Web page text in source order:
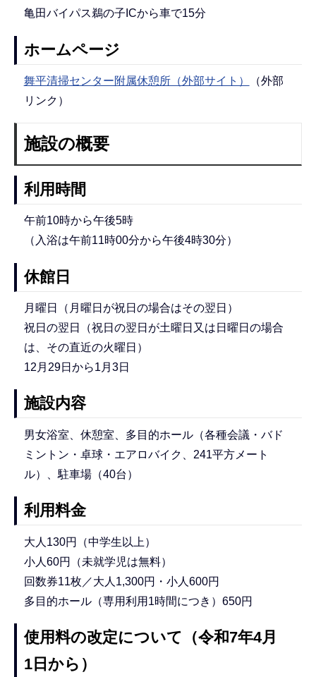
亀田バイパス鵜の子ICから車で15分
ホームページ
舞平清掃センター附属休憩所（外部サイト）
（外部
リンク）
施設の概要
利用時間
午前10時から午後5時
（入浴は午前11時00分から午後4時30分）
休館日
月曜日（月曜日が祝日の場合はその翌日）
祝日の翌日（祝日の翌日が土曜日又は日曜日の場合
は、その直近の火曜日）
12月29日から1月3日
施設内容
男女浴室、休憩室、多目的ホール（各種会議・バド
ミントン・卓球・エアロバイク、241平方メート
ル）、駐車場（40台）
利用料金
大人130円（中学生以上）
小人60円（未就学児は無料）
回数券11枚／大人1,300円・小人600円
多目的ホール（専用利用1時間につき）650円
使用料の改定について（令和7年4月
1日から）